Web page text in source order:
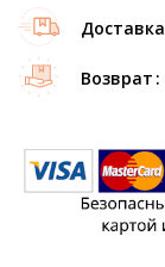
Доставка
Возврат